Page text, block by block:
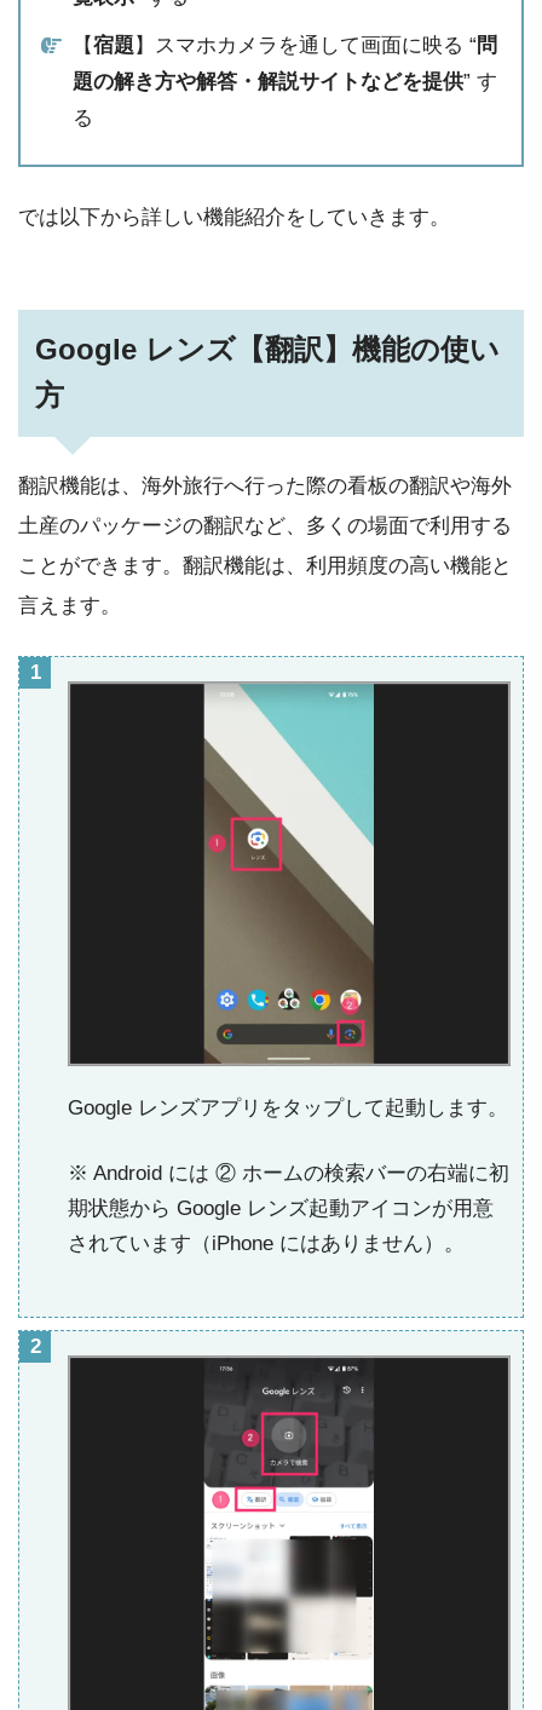
【宿題 】スマホカメラを通して画面に映る “ 問
題の解き方や解答・解説サイトなどを提供” す
る
では以下から詳しい機能紹介をしていきます。
Google レンズ【翻訳】機能の使い
方
翻訳機能は、海外旅行へ行った際の看板の翻訳や海外
土産のパッケージの翻訳など、多くの場面で利用する
ことができます。翻訳機能は、利用頻度の高い機能と
言えます。
Google レンズアプリをタップして起動します。
※ Android には ② ホームの検索バーの右端に初
期状態から Google レンズ起動アイコンが用意
されています（iPhone にはありません）。